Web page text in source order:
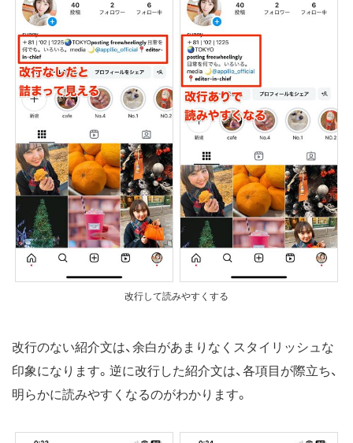
改行して読みやすくする
改行のない紹介文は、余白があまりなくスタイリッシュな
印象になります。逆に改行した紹介文は、各項目が際立ち、
明らかに読みやすくなるのがわかります。